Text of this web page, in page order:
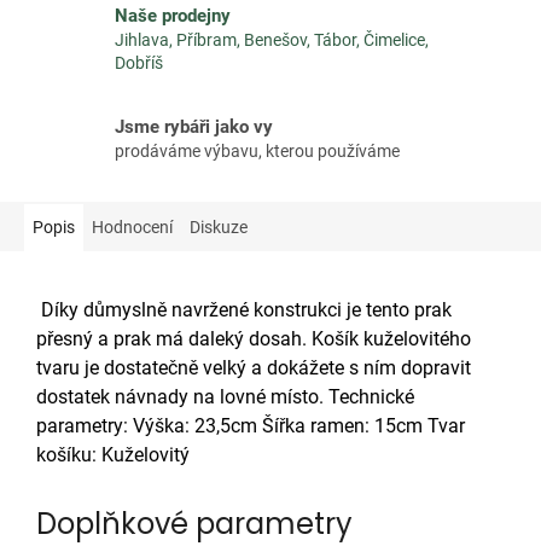
Naše prodejny
Jihlava, Příbram, Benešov, Tábor, Čimelice,
Dobříš
Jsme rybáři jako vy
prodáváme výbavu, kterou používáme
Popis Hodnocení Diskuze
Díky důmyslně navržené konstrukci je tento prak
přesný a prak má daleký dosah. Košík kuželovitého
tvaru je dostatečně velký a dokážete s ním dopravit
dostatek návnady na lovné místo. Technické
parametry: Výška: 23,5cm Šířka ramen: 15cm Tvar
košíku: Kuželovitý
Doplňkové parametry